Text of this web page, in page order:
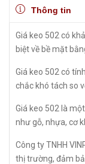
Thông tin
Giá keo 502 có
biệt về bề mặt
Giá keo 502 có
chắc khó tách so
Giá keo 502 là
như gỗ, nhựa, cơ
Công ty TNHH
thị trường, đảm